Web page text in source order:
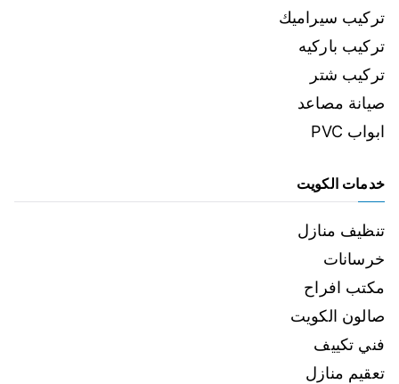
تركيب سيراميك
تركيب باركيه
تركيب شتر
صيانة مصاعد
ابواب PVC
خدمات الكويت
تنظيف منازل
خرسانات
مكتب افراح
صالون الكويت
فني تكييف
تعقيم منازل